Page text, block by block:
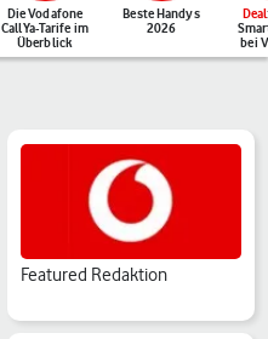
Die Vodafone
CallYa-Tarife im
Überblick
Beste Handys
2026
Deal
bei
Featured Redaktion